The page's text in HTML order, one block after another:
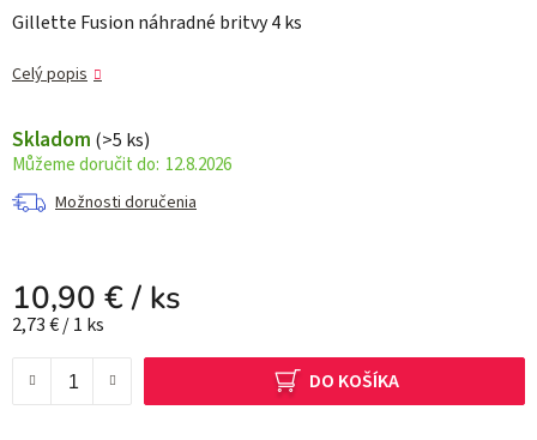
Gillette Fusion náhradné britvy 4 ks
Celý popis
Skladom (>5 ks)
12.8.2026
Možnosti doručenia
10,90 €/ ks
Jednotková cena:
2,73 € / 1 ks
DO KOŠÍKA